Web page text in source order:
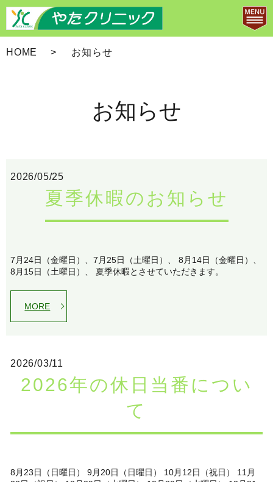
HOME お知らせ
お知らせ
2026/05/25
夏季休暇のお知らせ
7月24日（金曜日）、7月25日（土曜日）、 8月14日（金曜日）、
8月15日（土曜日）、 夏季休暇とさせていただきます。
MORE
2026/03/11
2026年の休日当番につい
て
8月23日（日曜日） 9月20日（日曜日） 10月12日（祝日） 11月